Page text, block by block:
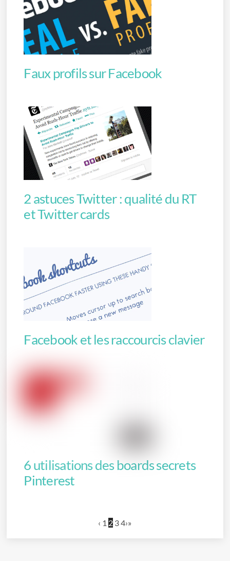
Faux profils sur Facebook
2 astuces Twitter : qualité du RT
et Twitter cards
Facebook et les raccourcis clavier
6 utilisations des boards secrets
Pinterest
‹ 1 2 34›»